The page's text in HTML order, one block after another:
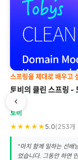
스프링을 제대로 배우고
토비의 클린 스프링 -
토비
★★★★★5.0(253개
"마치 함께 일하는 선배
었습니다. 그동안 하면